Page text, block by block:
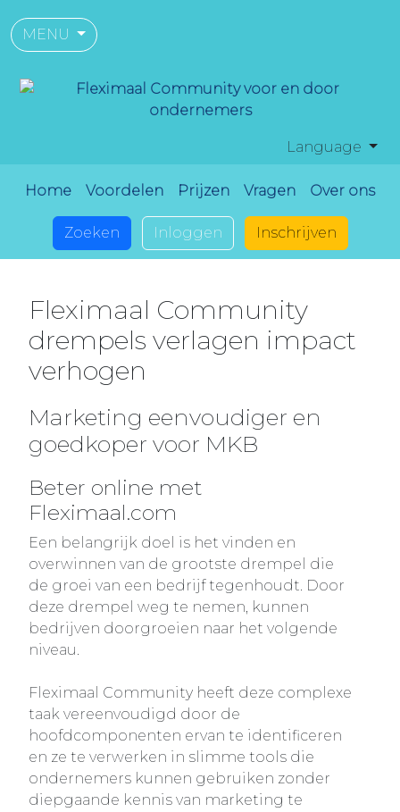
MENU
Language
Home Voordelen Prijzen Vragen Over ons
Zoeken Inloggen Inschrijven
Fleximaal Community
drempels verlagen impact
verhogen
Marketing eenvoudiger en
goedkoper voor MKB
Beter online met
Fleximaal.com
Een belangrijk doel is het vinden en
overwinnen van de grootste drempel die
de groei van een bedrijf tegenhoudt. Door
deze drempel weg te nemen, kunnen
bedrijven doorgroeien naar het volgende
niveau.
Fleximaal Community heeft deze complexe
taak vereenvoudigd door de
hoofdcomponenten ervan te identificeren
en ze te verwerken in slimme tools die
ondernemers kunnen gebruiken zonder
diepgaande kennis van marketing te